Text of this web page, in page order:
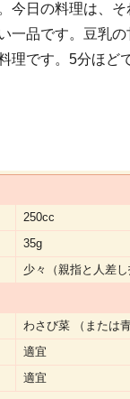
日の料理は、そ
一品です。豆乳
です。5分ほど
250cc
35g
少々（親指と人差し
わさび菜 （または青
適宜
適宜